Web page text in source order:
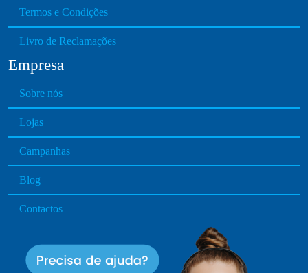
Termos e Condições
Livro de Reclamações
Empresa
Sobre nós
Lojas
Campanhas
Blog
Contactos